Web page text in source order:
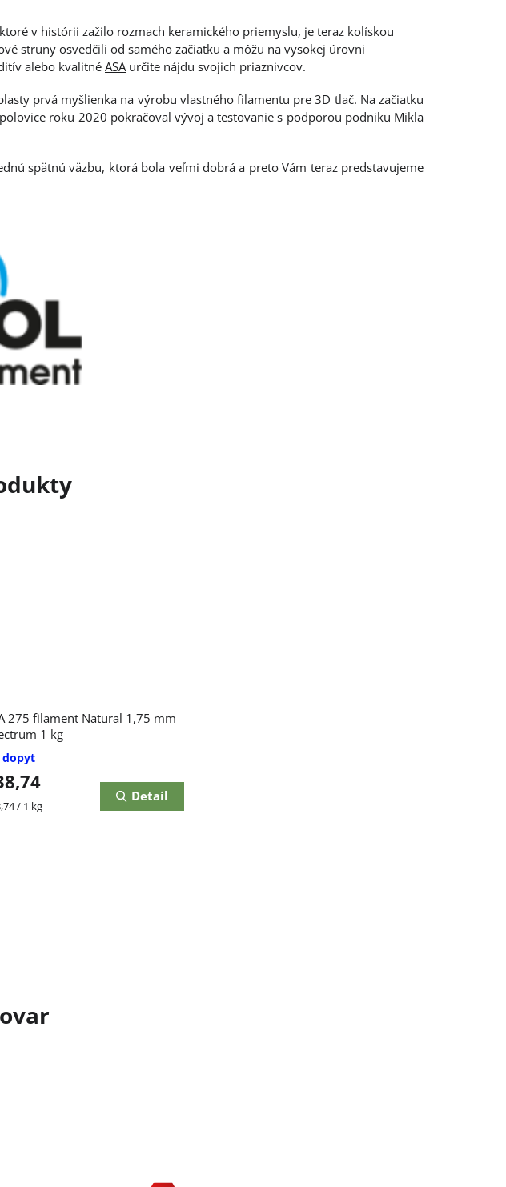
275 filament Natural 1,75 mm
1 kg
dopyt
/ 1 kg
Detail
v histórii zažilo rozmach keramického priemyslu, je teraz kolískou
struny osvedčili od samého začiatku a môžu na vysokej úrovni
alebo kvalitné ASAurčite nájdu svojich priaznivcov.
prvá myšlienka na výrobu vlastného filamentu pre 3D tlač. Na začiatku
roku 2020 pokračoval vývoj a testovanie s podporou podniku Mikla
spätnú väzbu, ktorá bola veľmi dobrá a preto Vám teraz predstavujeme